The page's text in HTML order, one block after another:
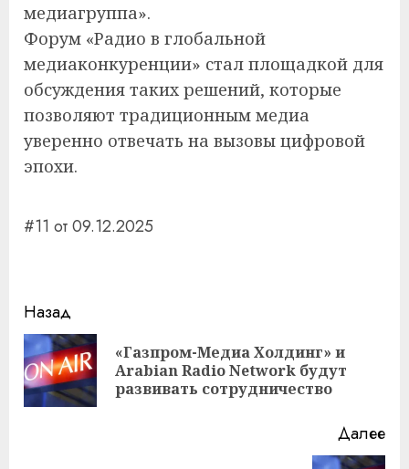
медиагруппа».
Форум «Радио в глобальной
медиаконкуренции» стал площадкой для
обсуждения таких решений, которые
позволяют традиционным медиа
уверенно отвечать на вызовы цифровой
эпохи.
#11 от 09.12.2025
Навигация
записи
Назад
«Газпром-Медиа Холдинг» и
Arabian Radio Network будут
развивать сотрудничество
Далее